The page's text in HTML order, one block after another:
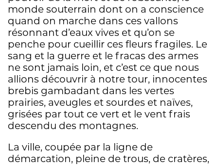
monde souterrain dont on a conscience
quand on marche dans ces vallons
résonnant d’eaux vives et qu’on se
penche pour cueillir ces fleurs fragiles. Le
sang et la guerre et le fracas des armes
ne sont jamais loin, et c’est ce que nous
allions découvrir à notre tour, innocentes
brebis gambadant dans les vertes
prairies, aveugles et sourdes et naïves,
grisées par tout ce vert et le vent frais
descendu des montagnes.
La ville, coupée par la ligne de
démarcation, pleine de trous, de cratères,